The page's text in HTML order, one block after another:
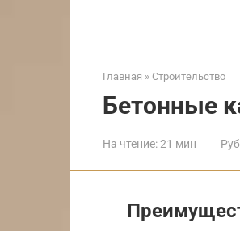
Главная » Строительство
Бетонные
На чтение:21 мин